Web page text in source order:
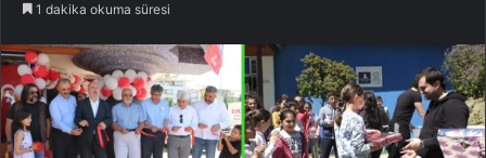
1 dakika okuma süresi